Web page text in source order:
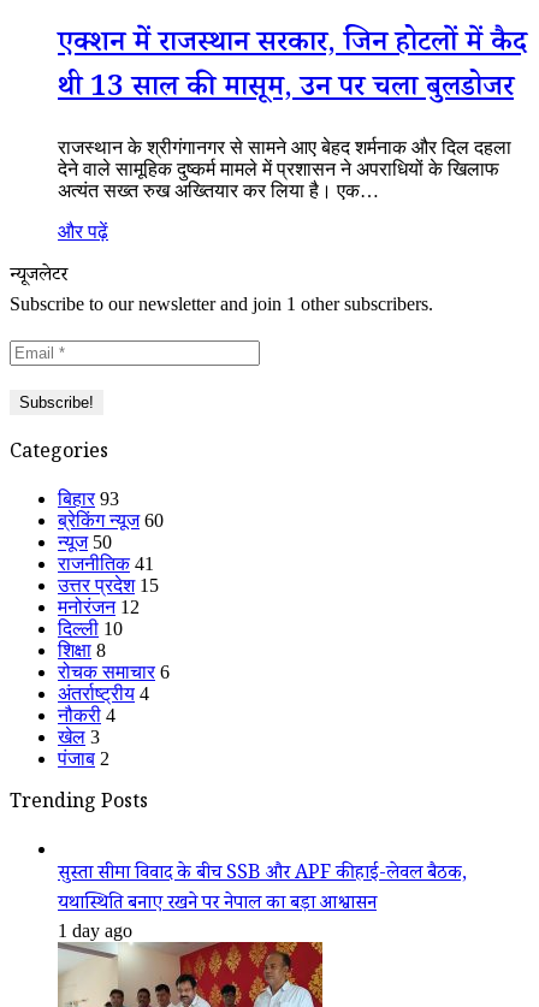
एक्शन में राजस्थान सरकार, जिन होटलों में कैद
थी 13 साल की मासूम, उन पर चला बुलडोजर
राजस्थान के श्रीगंगानगर से सामने आए बेहद शर्मनाक और दिल दहला
देने वाले सामूहिक दुष्कर्म मामले में प्रशासन ने अपराधियों के खिलाफ
अत्यंत सख्त रुख अख्तियार कर लिया है। एक…
और पढ़ें
न्यूजलेटर
Subscribe to our newsletter and join 1 other subscribers.
Categories
बिहार 93
ब्रेकिंग न्यूज 60
न्यूज 50
राजनीतिक 41
उत्तर प्रदेश 15
मनोरंजन 12
दिल्ली 10
शिक्षा 8
रोचक समाचार 6
अंतर्राष्ट्रीय 4
नौकरी 4
खेल 3
पंजाब 2
Trending Posts
सुस्ता सीमा विवाद के बीच SSB और APF की हाई-लेवल बैठक,
यथास्थिति बनाए रखने पर नेपाल का बड़ा आश्वासन
1 day ago